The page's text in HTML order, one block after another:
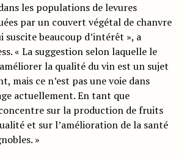
les populations de levures
par un couvert végétal de chanvre
suscite beaucoup d’intérêt », a
« La suggestion selon laquelle le
la qualité du vin est un sujet
mais ce n’est pas une voie dans
actuellement. En tant que
sur la production de fruits
et sur l’amélioration de la santé
»